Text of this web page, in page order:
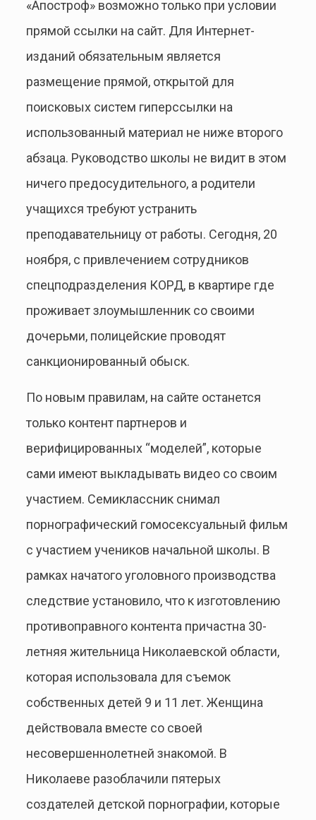
«Апостроф» возможно только при условии
прямой ссылки на сайт. Для Интернет-
изданий обязательным является
размещение прямой, открытой для
поисковых систем гиперссылки на
использованный материал не ниже второго
абзаца. Руководство школы не видит в этом
ничего предосудительного, а родители
учащихся требуют устранить
преподавательницу от работы. Сегодня, 20
ноября, с привлечением сотрудников
спецподразделения КОРД, в квартире где
проживает злоумышленник со своими
дочерьми, полицейские проводят
санкционированный обыск.
По новым правилам, на сайте останется
только контент партнеров и
верифицированных “моделей”, которые
сами имеют выкладывать видео со своим
участием. Семиклассник снимал
порнографический гомосексуальный фильм
с участием учеников начальной школы. В
рамках начатого уголовного производства
следствие установило, что к изготовлению
противоправного контента причастна 30-
летняя жительница Николаевской области,
которая использовала для съемок
собственных детей 9 и 11 лет. Женщина
действовала вместе со своей
несовершеннолетней знакомой. В
Николаеве разоблачили пятерых
создателей детской порнографии, которые